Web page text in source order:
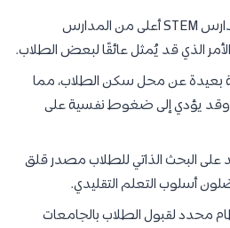
المصروفات الدراسية لمدارس STEM أعلى من المدارس
الذي قد يُمثل عائقًا لبعض الطلاب.
بعيدة عن محل سكن الطلاب، مما
وقد يؤدي إلى ضغوط نفسية على
على البحث الذاتي للطلاب مصدر قلق
أسلوب التعلم التقليدي.
لقبول الطلاب بالجامعات